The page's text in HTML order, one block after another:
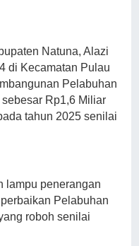
Natuna, Alazi
di Kecamatan Pulau
Pelabuhan
Rp1,6 Miliar
tahun 2025 senilai
lampu penerangan
Pelabuhan
roboh senilai